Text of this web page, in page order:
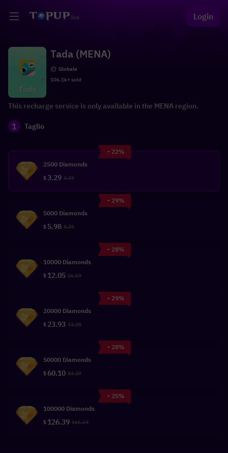
Login
Tada (MENA)
Globale
106.1k+ sold
This recharge service is only available in the MENA region.
1 Taglio
- 22%
2500 Diamonds
$3.29 4.19
- 29%
5000 Diamonds
$ 5.98 8.39
- 28%
10000 Diamonds
$ 12.05 16.69
- 29%
20000 Diamonds
$ 23.93 33.39
- 28%
50000 Diamonds
$ 60.10 83.39
- 25%
100000 Diamonds
$ 126.39 166.69